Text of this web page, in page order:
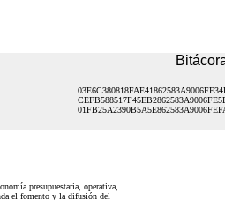
presupuestaria, operativa,
el fomento y la difusión del